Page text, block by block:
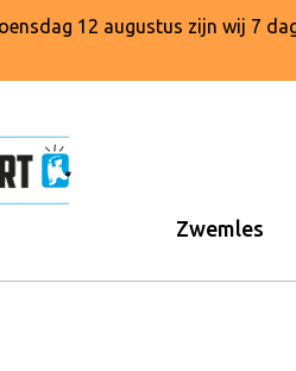
12 augustus zijn wij 7
Zwemles